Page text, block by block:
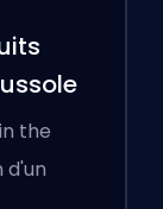
the
d'un